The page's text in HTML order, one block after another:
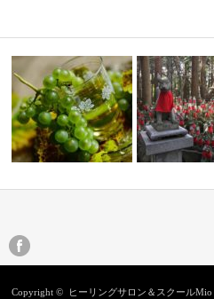
まさに今求めていました
Copyright © ヒーリングサロン＆スクールMio